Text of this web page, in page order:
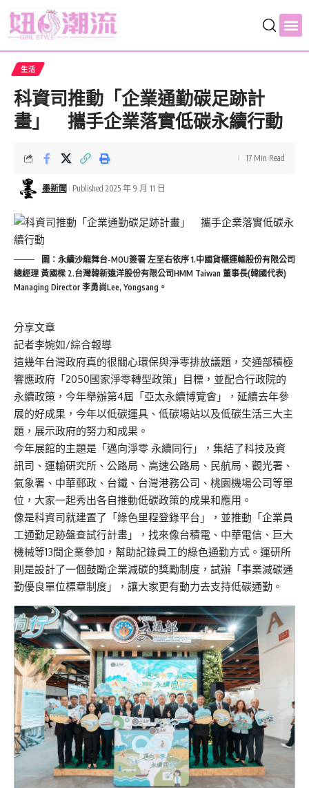
生活
科資司推動「企業通勤碳足跡計
畫」 攜手企業落實低碳永續行動
墨新聞 Published 2025 年 9 月 11 日
17 Min Read
圖：永續沙龍舞台-MOU簽署 左至右依序 1.中國貨櫃運輸股份有限公司
總經理 黃國樑 2.台灣韓新遠洋股份有限公司HMM Taiwan 董事長(韓國代表)
Managing Director 李勇尚Lee, Yongsang。
分享文章
記者李婉如/綜合報導
這幾年台灣政府真的很關心環保與淨零排放議題，交通部積極
響應政府「2050國家淨零轉型政策」目標，並配合行政院的
永續政策，今年舉辦第4屆「亞太永續博覽會」，延續去年參
展的好成果，今年以低碳運具、低碳場站以及低碳生活三大主
題，展示政府的努力和成果。
今年展館的主題是「邁向淨零 永續同行」，集結了科技及資
訊司、運輸研究所、公路局、高速公路局、民航局、觀光署、
氣象署、中華郵政、台鐵、台灣港務公司、桃園機場公司等單
位，大家一起秀出各自推動低碳政策的成果和應用。
像是科資司就建置了「綠色里程登錄平台」，並推動「企業員
工通勤足跡盤查試行計畫」，找來像台積電、中華電信、巨大
機械等13間企業參加，幫助記錄員工的綠色通勤方式。運研所
則是設計了一個鼓勵企業減碳的獎勵制度，試辦「事業減碳通
勤優良單位標章制度」，讓大家更有動力去支持低碳通勤。